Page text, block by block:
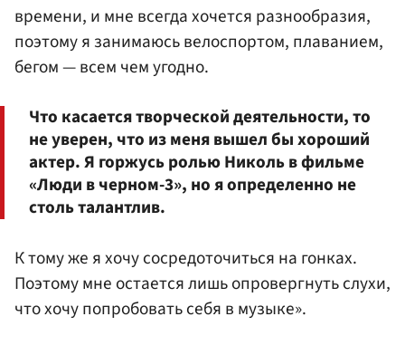
времени, и мне всегда хочется разнообразия,
поэтому я занимаюсь велоспортом, плаванием,
бегом — всем чем угодно.
Что касается творческой деятельности, то
не уверен, что из меня вышел бы хороший
актер. Я горжусь ролью Николь в фильме
«Люди в черном-3», но я определенно не
столь талантлив.
К тому же я хочу сосредоточиться на гонках.
Поэтому мне остается лишь опровергнуть слухи,
что хочу попробовать себя в музыке».